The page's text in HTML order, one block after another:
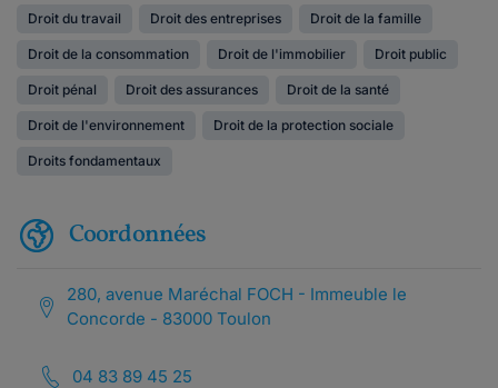
Droit du travail Droit des entreprises Droit de la famille
Droit de la consommation Droit de l'immobilier Droit public
Droit pénal Droit des assurances Droit de la santé
Droit de l'environnement Droit de la protection sociale
Droits fondamentaux
Coordonnées
280, avenue Maréchal FOCH - Immeuble le
Concorde - 83000 Toulon
04 83 89 45 25